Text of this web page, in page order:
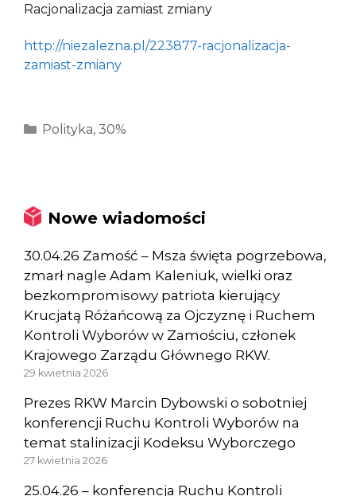
Racjonalizacja zamiast zmiany
http://niezalezna.pl/223877-racjonalizacja-
zamiast-zmiany
Kategorie
Polityka, 30%
Nowe wiadomości
30.04.26 Zamość – Msza święta pogrzebowa,
zmarł nagle Adam Kaleniuk, wielki oraz
bezkompromisowy patriota kierujący
Krucjatą Różańcową za Ojczyznę i Ruchem
Kontroli Wyborów w Zamościu, członek
Krajowego Zarządu Głównego RKW.
29 kwietnia 2026
Prezes RKW Marcin Dybowski o sobotniej
konferencji Ruchu Kontroli Wyborów na
temat stalinizacji Kodeksu Wyborczego
27 kwietnia 2026
25.04.26 – konferencja Ruchu Kontroli